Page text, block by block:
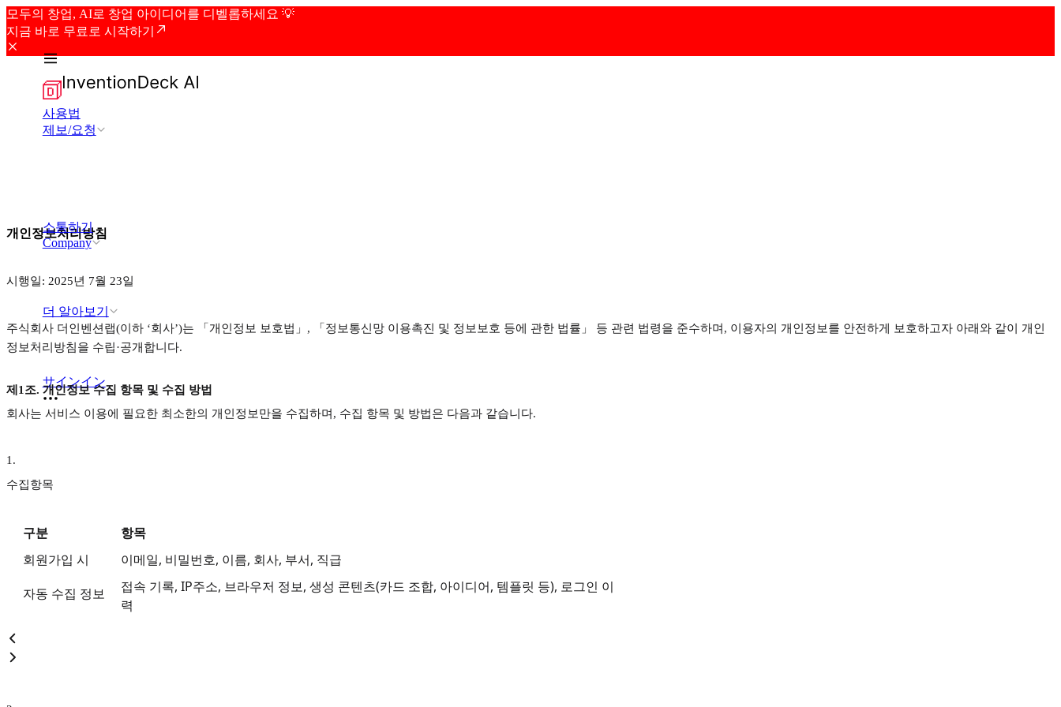
모두의 창업, AI로 창업 아이디어를 디벨롭하세요 💡
지금 바로 무료로 시작하기
사용법
제보/요청
소통하기
Company
더 알아보기
サインイン
개인정보처리방침
시행일: 2025년 7월 23일
주식회사 더인벤션랩(이하 ‘회사’)는 「개인정보 보호법」, 「정보통신망 이용촉진 및 정보보호 등에 관한 법률」 등 관련 법령을 준수하며, 이용자의 개인정보를 안전하게 보호하고자 아래와 같이 개인
정보처리방침을 수립·공개합니다.
제1조. 개인정보 수집 항목 및 수집 방법
회사는 서비스 이용에 필요한 최소한의 개인정보만을 수집하며, 수집 항목 및 방법은 다음과 같습니다.
1.
수집항목
구분
항목
회원가입 시
이메일, 비밀번호, 이름, 회사, 부서, 직급
자동 수집 정보
접속 기록, IP주소, 브라우저 정보, 생성 콘텐츠(카드 조합, 아이디어, 템플릿 등), 로그인 이
력